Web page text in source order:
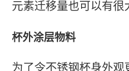
元素迁移量也可以有很
杯外涂层物料
为了令不锈钢杯身外